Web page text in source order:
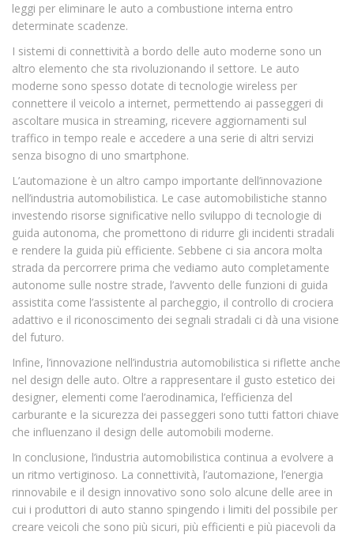
leggi per eliminare le auto a combustione interna entro
determinate scadenze.
I sistemi di connettività a bordo delle auto moderne sono un
altro elemento che sta rivoluzionando il settore. Le auto
moderne sono spesso dotate di tecnologie wireless per
connettere il veicolo a internet, permettendo ai passeggeri di
ascoltare musica in streaming, ricevere aggiornamenti sul
traffico in tempo reale e accedere a una serie di altri servizi
senza bisogno di uno smartphone.
L’automazione è un altro campo importante dell’innovazione
nell’industria automobilistica. Le case automobilistiche stanno
investendo risorse significative nello sviluppo di tecnologie di
guida autonoma, che promettono di ridurre gli incidenti stradali
e rendere la guida più efficiente. Sebbene ci sia ancora molta
strada da percorrere prima che vediamo auto completamente
autonome sulle nostre strade, l’avvento delle funzioni di guida
assistita come l’assistente al parcheggio, il controllo di crociera
adattivo e il riconoscimento dei segnali stradali ci dà una visione
del futuro.
Infine, l’innovazione nell’industria automobilistica si riflette anche
nel design delle auto. Oltre a rappresentare il gusto estetico dei
designer, elementi come l’aerodinamica, l’efficienza del
carburante e la sicurezza dei passeggeri sono tutti fattori chiave
che influenzano il design delle automobili moderne.
In conclusione, l’industria automobilistica continua a evolvere a
un ritmo vertiginoso. La connettività, l’automazione, l’energia
rinnovabile e il design innovativo sono solo alcune delle aree in
cui i produttori di auto stanno spingendo i limiti del possibile per
creare veicoli che sono più sicuri, più efficienti e più piacevoli da